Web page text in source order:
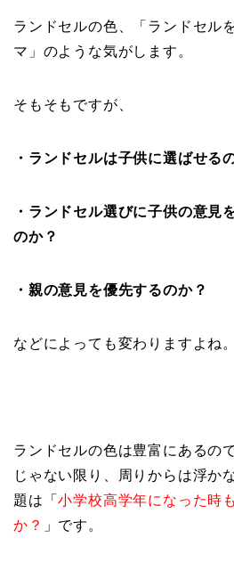
ランドセルの色、「ランドセル
マ」のような気がします。
そもそもですが、
・ランドセルは子供に選ばせる
・ランドセル選びに子供の意見
のか？
・親の意見を優先するのか？
などによっても変わりますよね。
ランドセルの色は豊富にあるの
じゃない限り、周りからは浮か
題は「小学校高学年になった時
か？ 」です。